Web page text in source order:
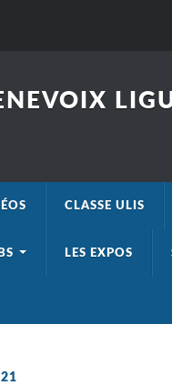
CLASSE ULIS
LES EXPOS